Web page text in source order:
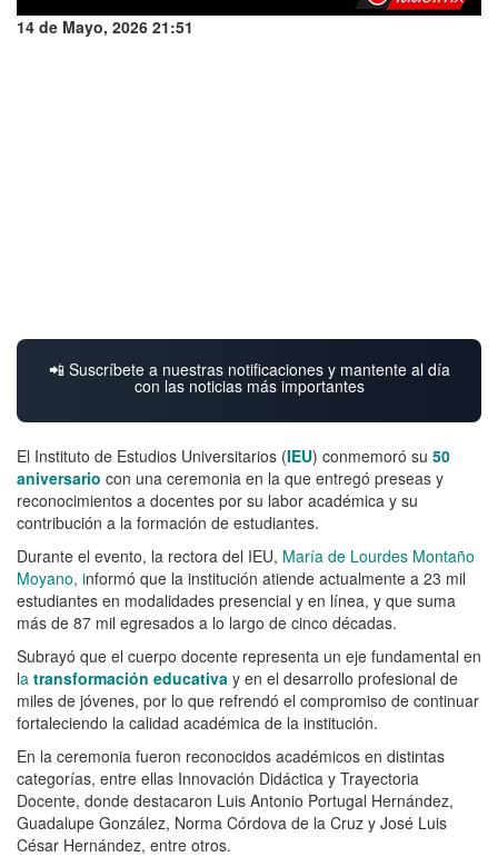
14 de Mayo, 2026 21:51
📲 Suscríbete a nuestras notificaciones y mantente al día
con las noticias más importantes
El Instituto de Estudios Universitarios (IEU) conmemoró su 50
aniversario con una ceremonia en la que entregó preseas y
reconocimientos a docentes por su labor académica y su
contribución a la formación de estudiantes.
Durante el evento, la rectora del IEU, María de Lourdes Montaño
Moyano, informó que la institución atiende actualmente a 23 mil
estudiantes en modalidades presencial y en línea, y que suma
más de 87 mil egresados a lo largo de cinco décadas.
Subrayó que el cuerpo docente representa un eje fundamental en
la transformación educativa y en el desarrollo profesional de
miles de jóvenes, por lo que refrendó el compromiso de continuar
fortaleciendo la calidad académica de la institución.
En la ceremonia fueron reconocidos académicos en distintas
categorías, entre ellas Innovación Didáctica y Trayectoria
Docente, donde destacaron Luis Antonio Portugal Hernández,
Guadalupe González, Norma Córdova de la Cruz y José Luis
César Hernández, entre otros.